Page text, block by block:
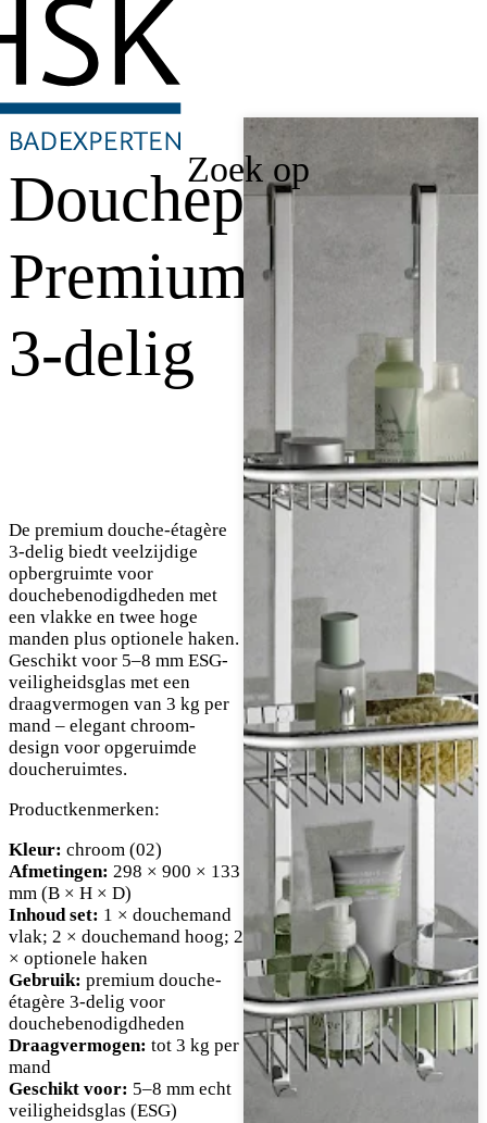
Zoek op
Doucheplanchet
Premium,
3-delig
De premium douche-étagère
3-delig biedt veelzijdige
opbergruimte voor
douchebenodigdheden met
een vlakke en twee hoge
manden plus optionele haken.
Geschikt voor 5–8 mm ESG-
veiligheidsglas met een
draagvermogen van 3 kg per
mand – elegant chroom-
design voor opgeruimde
doucheruimtes.
Productkenmerken:
Kleur: chroom (02)
Afmetingen: 298 × 900 × 133
mm (B × H × D)
Inhoud set: 1 × douchemand
vlak; 2 × douchemand hoog; 2
× optionele haken
Gebruik: premium douche-
étagère 3-delig voor
douchebenodigdheden
Draagvermogen: tot 3 kg per
mand
Geschikt voor: 5–8 mm echt
veiligheidsglas (ESG)